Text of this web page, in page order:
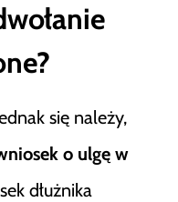
się należy,
o ulgę w
dłużnika